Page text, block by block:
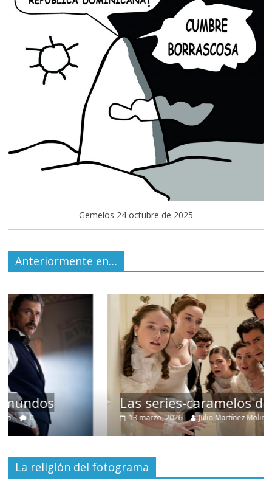
Gemelos 24 octubre de 2025
Anteriormente en…
Las series-caramelos de Shondaland
13 marzo, 2026 Julio Martínez Molina 0
La religión del fotograma